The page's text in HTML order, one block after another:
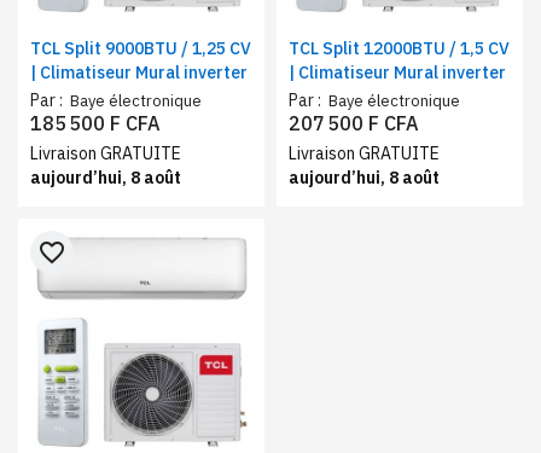
TCL Split 9000BTU / 1,25 CV
| Climatiseur Mural inverter
Par : Baye électronique
185 500 F CFA
Livraison GRATUITE
aujourd’hui, 8 août
TCL Split 12000BTU / 1,5 CV
| Climatiseur Mural inverter
Par : Baye électronique
207 500 F CFA
Livraison GRATUITE
aujourd’hui, 8 août
favorite_border